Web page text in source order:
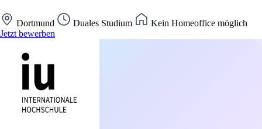
Dortmund Duales Studium
Kein Homeoffice möglich
Jetzt bewerben